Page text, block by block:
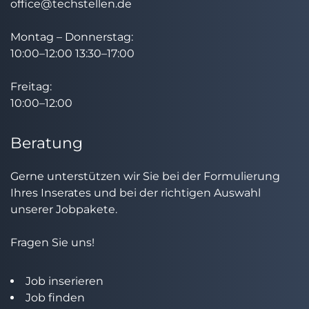
office@techstellen.de
Montag – Donnerstag:
10:00–12:00 13:30–17:00
Freitag:
10:00–12:00
Beratung
Gerne unterstützen wir Sie bei der Formulierung
Ihres Inserates und bei der richtigen Auswahl
unserer Jobpakete.
Fragen Sie uns!
Job inserieren
Job finden